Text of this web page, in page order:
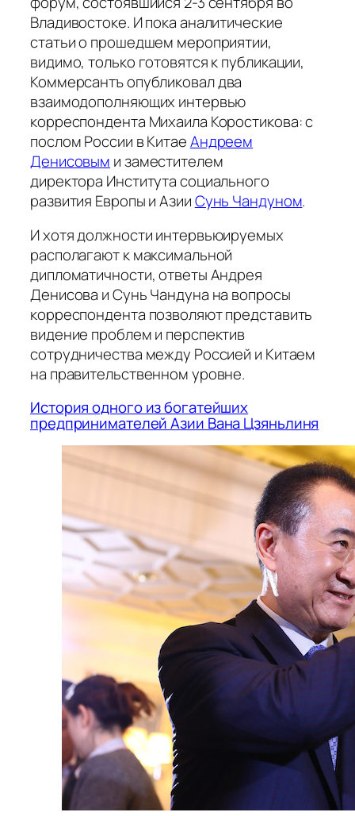
Владивостоке. И пока аналитические
статьи о прошедшем мероприятии,
видимо, только готовятся к публикации,
Коммерсантъопубликовал два
взаимодополняющих интервью
корреспондента Михаила Коростикова: с
послом России в КитаеАндреем
Денисовым и заместителем
директора Института социального
развития Европы и АзииСунь Чандуном.
И хотя должности интервьюируемых
располагают к максимальной
дипломатичности, ответы Андрея
Денисова и Сунь Чандуна на вопросы
корреспондента позволяют представить
видение проблем и перспектив
сотрудничества между Россией и Китаем
на правительственном уровне.
История одного из богатейших
предпринимателей Азии Вана Цзяньлиня